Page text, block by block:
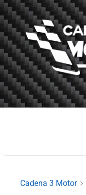
Cadena 3 Motor